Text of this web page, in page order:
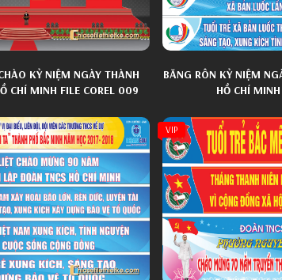
KỶ NIỆM NGÀY THÀNH
CHÍ MINH FILE COREL 009
BĂNG RÔN KỶ NIỆM
HỒ CHÍ
VIP